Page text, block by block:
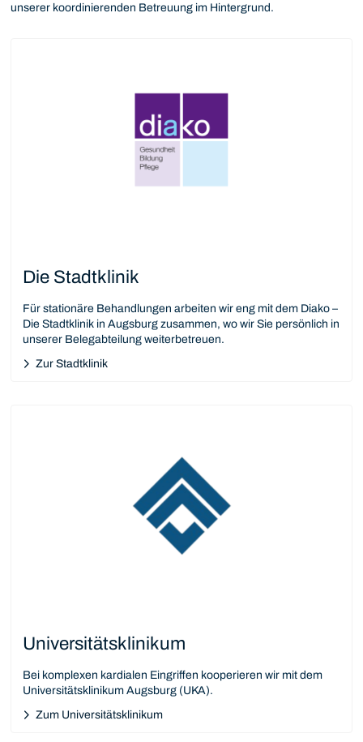
unserer koordinierenden Betreuung im Hintergrund.
Die Stadtklinik
Für stationäre Behandlungen arbeiten wir eng mit dem Diako –
Die Stadtklinik in Augsburg zusammen, wo wir Sie persönlich in
unserer Belegabteilung weiterbetreuen.
Zur Stadtklinik
Universitätsklinikum
Bei komplexen kardialen Eingriffen kooperieren wir mit dem
Universitätsklinikum Augsburg (UKA).
Zum Universitätsklinikum